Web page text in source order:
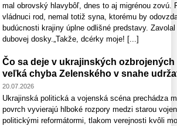
mal obrovský hlavybôľ, dnes to aj migrénou zovú.
vládnuci rod, nemal totiž syna, ktorému by
budúcnosti krajiny úplne odlišné predstavy.
dubovej dosky.„Takže, dcérky moje! [...]
Čo sa deje v ukrajinských
veľká chyba Zelenského v snahe
20.07.2026
Ukrajinská politická a vojenská scéna prechádza
povrch vyvierajú hlboké rozpory medzi starou
politickými reformátormi, tlakom verejnosti kvôli